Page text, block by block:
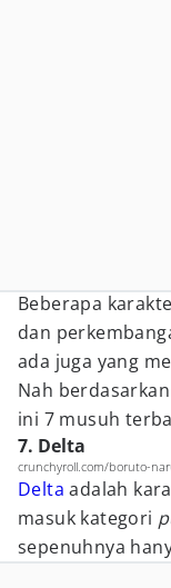
Beberapa
dan
ada juga yang
Nah
ini 7 musuh
7. Delta
crunchyroll.com/boruto-
Delta adalah
masuk kategori
sepenuhnya